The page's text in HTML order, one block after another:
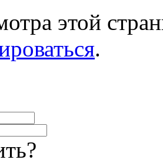
этой
.